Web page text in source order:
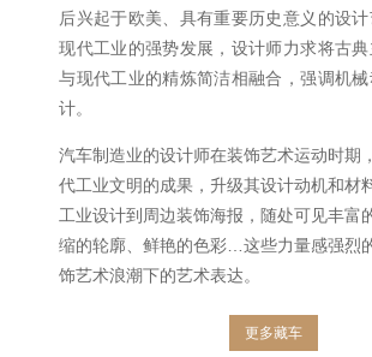
后兴起于欧美、具有重要历史意义的设
现代工业的强势发展，设计师力求将古
与现代工业的精炼简洁相融合，强调机
计。
汽车制造业的设计师在装饰艺术运动时期
代工业文明的成果，升级其设计动机和材
工业设计到周边装饰海报，随处可见丰富
缩的轮廓、鲜艳的色彩…这些力量感强烈
饰艺术浪潮下的艺术表达。
更多藏车